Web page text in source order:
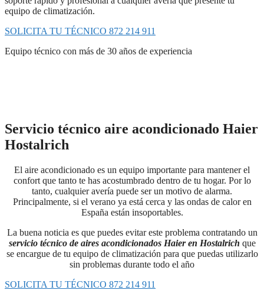
equipo de climatización.
SOLICITA TU TÉCNICO 872 214 911
Equipo técnico con más de 30 años de experiencia
Servicio técnico aire acondicionado Haier
Hostalrich
El aire acondicionado es un equipo importante para mantener el
confort que tanto te has acostumbrado dentro de tu hogar. Por lo
tanto, cualquier avería puede ser un motivo de alarma.
Principalmente, si el verano ya está cerca y las ondas de calor en
España están insoportables.
La buena noticia es que puedes evitar este problema contratando un
servicio técnico de aires acondicionados Haier en Hostalrich que
se encargue de tu equipo de climatización para que puedas utilizarlo
sin problemas durante todo el año
SOLICITA TU TÉCNICO 872 214 911